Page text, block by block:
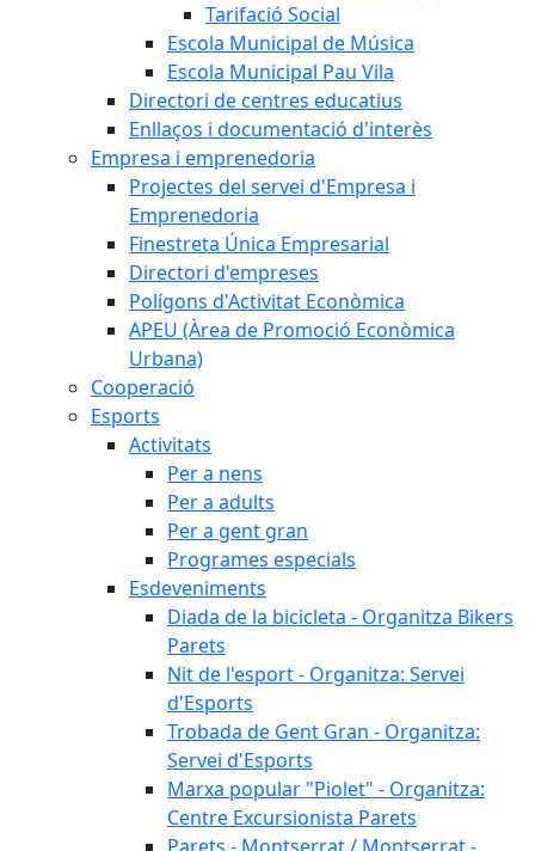
Tarifació Social
Escola Municipal de Música
Escola Municipal Pau Vila
Directori de centres educatius
Enllaços i documentació d'interès
Empresa i emprenedoria
Projectes del servei d'Empresa i
Emprenedoria
Finestreta Única Empresarial
Directori d'empreses
Polígons d'Activitat Econòmica
APEU (Àrea de Promoció Econòmica
Urbana)
Cooperació
Esports
Activitats
Per a nens
Per a adults
Per a gent gran
Programes especials
Esdeveniments
Diada de la bicicleta - Organitza Bikers
Parets
Nit de l'esport - Organitza: Servei
d'Esports
Trobada de Gent Gran - Organitza:
Servei d'Esports
Marxa popular "Piolet" - Organitza:
Centre Excursionista Parets